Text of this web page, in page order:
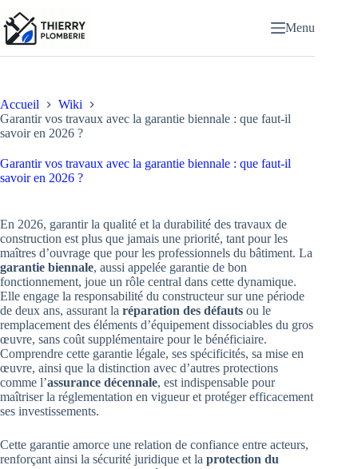
au
contenu
Menu
Accueil
Wiki
Garantir vos travaux avec la garantie biennale : que faut-il
savoir en 2026 ?
Garantir vos travaux avec la garantie biennale : que faut-il
savoir en 2026 ?
En 2026, garantir la qualité et la durabilité des travaux de
construction est plus que jamais une priorité, tant pour les
maîtres d’ouvrage que pour les professionnels du bâtiment. La
garantie biennale, aussi appelée garantie de bon
fonctionnement, joue un rôle central dans cette dynamique.
Elle engage la responsabilité du constructeur sur une période
de deux ans, assurant la réparation des défauts ou le
remplacement des éléments d’équipement dissociables du gros
œuvre, sans coût supplémentaire pour le bénéficiaire.
Comprendre cette garantie légale, ses spécificités, sa mise en
œuvre, ainsi que la distinction avec d’autres protections
comme l’assurance décennale, est indispensable pour
maîtriser la réglementation en vigueur et protéger efficacement
ses investissements.
Cette garantie amorce une relation de confiance entre acteurs,
renforçant ainsi la sécurité juridique et la protection du